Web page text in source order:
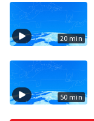
20 min
50 min